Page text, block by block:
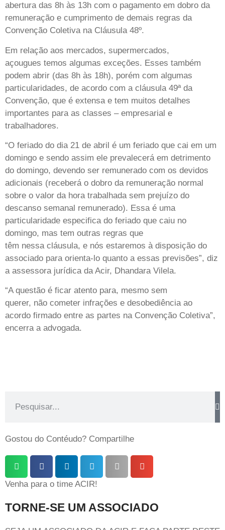
abertura das 8h às 13h com o pagamento em dobro da
remuneração e cumprimento de demais regras da
Convenção Coletiva na Cláusula 48º.
Em relação aos mercados, supermercados,
açougues temos algumas exceções. Esses também
podem abrir (das 8h às 18h), porém com algumas
particularidades, de acordo com a cláusula 49ª da
Convenção, que é extensa e tem muitos detalhes
importantes para as classes – empresarial e
trabalhadores.
“O feriado do dia 21 de abril é um feriado que cai em um
domingo e sendo assim ele prevalecerá em detrimento
do domingo, devendo ser remunerado com os devidos
adicionais (receberá o dobro da remuneração normal
sobre o valor da hora trabalhada sem prejuízo do
descanso semanal remunerado). Essa é uma
particularidade especifica do feriado que caiu no
domingo, mas tem outras regras que
têm nessa cláusula, e nós estaremos à disposição do
associado para orienta-lo quanto a essas previsões”, diz
a assessora jurídica da Acir, Dhandara Vilela.
“A questão é ficar atento para, mesmo sem
querer, não cometer infrações e desobediência ao
acordo firmado entre as partes na Convenção Coletiva”,
encerra a advogada.
Gostou do Contéudo? Compartilhe
Venha para o time ACIR!
TORNE-SE UM ASSOCIADO